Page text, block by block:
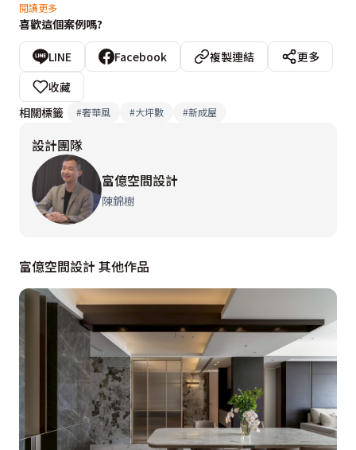
  此案在客廳主牆以橄欖綠大理石做局部隔屏界定與後方
書房的空間關係，再以清玻璃取代傳統牆面或木作的制式
介面意象，讓場域關係更加通透而景況得以延續。沙發後
方主牆以倒角設計處理，包覆銀箔，內襯壁紙，利用幾何
積的開窗設計，俐落的將戶外的景緻拉攏入室內，視覺得
以完全的舒展開來。運用布面沙發的顏色及細膩的手工，
解析場域的優雅氣韻；客、餐廳、吧台、廚房位於同一動
線上，規劃上採開放語彙，加深空間的開擴及敞亮的通透
零碎空間，區域性的定位，於焉成形。
  運用雙面櫃的使用機能創意，書房與客廳共同使用主牆
成為TV部分，同時簡單的造型安排將收納機能隱匿其
中，以清玻璃搭配線條衍伸出對稱語彙，成為彼此間的區
域分界，通透及俐落感兼備。以錯落格櫃的方式、配置間
接光源，將書櫃設計兼具展示櫃的使用機能，並營造出空
間光影層次的豐渥變化。以天花的層次設計及二張休閒單
閱讀更多
喜歡這個案例嗎?
LINE Facebook 複製連結
更多
收藏
相關標籤
#奢華風 #大坪數 #新成屋
設計團隊
富億空間設計
陳錦樹
富億空間設計 其他作品